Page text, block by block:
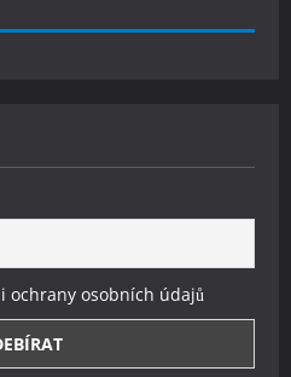
ochrany osobních údajů